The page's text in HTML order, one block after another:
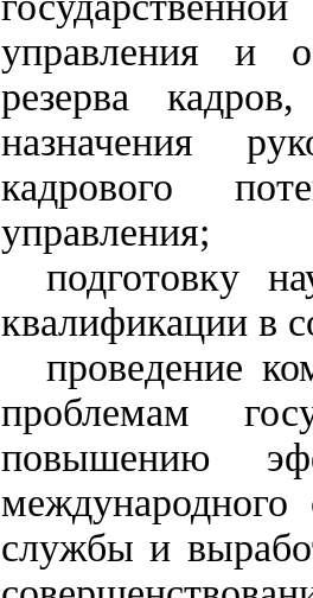
управления и
резерва
назначения
кадрового
управления;
подготовку
квалификации в
проведение
проблемам
повышению
международного
службы и